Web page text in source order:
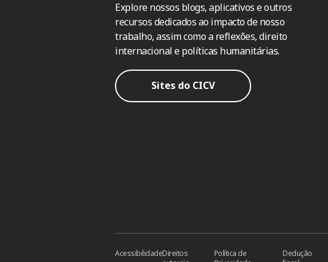
Explore nossos blogs, aplicativos e outros
recursos dedicados ao impacto de nosso
trabalho, assim como a reflexões, direito
internacional e políticas humanitárias.
Sites do CICV
AcessibilidadeDireitos
Política de
Dedução